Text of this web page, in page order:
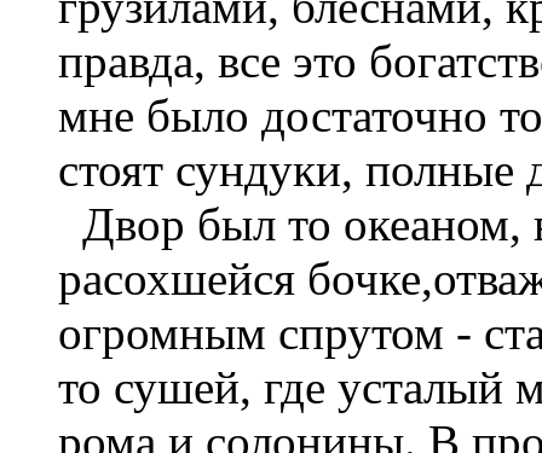
правда, все это
мне было достаточно
стоят сундуки, полные
Двор был то океаном,
расохшейся
огромным спрутом -
то сушей, где усталый
рома и солонины. В